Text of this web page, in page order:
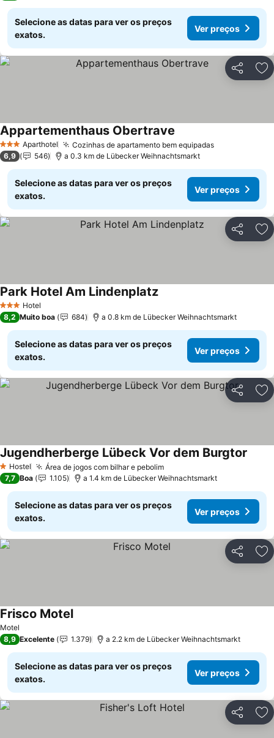
Selecione as datas para ver os preços
exatos.
Ver preços
Partilhar
3 EstrelasAparthotel Cozinhas de apartamento bem equipadas
Appartementhaus Obertrave
6,9 546 a 0.3 km de Lübecker Weihnachtsmarkt
Selecione as datas para ver os preços
exatos.
Ver preços
Partilhar
3 EstrelasHotel
Park Hotel Am Lindenplatz
8,2 Muito boa 684 a 0.8 km de Lübecker Weihnachtsmarkt
Selecione as datas para ver os preços
exatos.
Ver preços
Partilhar
1 Estrelas
Hostel Área de jogos com bilhar e pebolim
Jugendherberge Lübeck Vor dem Burgtor
7,7 Boa 1.105 a 1.4 km de Lübecker Weihnachtsmarkt
Selecione as datas para ver os preços
exatos.
Ver preços
Partilhar
Motel
Frisco Motel
8,9 Excelente 1.379 a 2.2 km de Lübecker Weihnachtsmarkt
Selecione as datas para ver os preços
exatos.
Ver preços
Partilhar